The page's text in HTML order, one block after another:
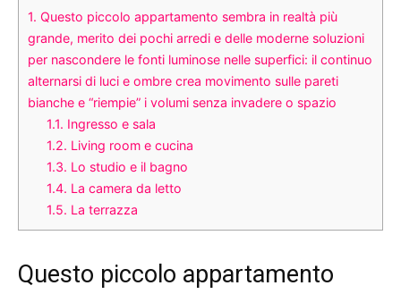
1. Questo piccolo appartamento sembra in realtà più
grande, merito dei pochi arredi e delle moderne soluzioni
per nascondere le fonti luminose nelle superfici: il continuo
alternarsi di luci e ombre crea movimento sulle pareti
bianche e “riempie” i volumi senza invadere o spazio
1.1. Ingresso e sala
1.2. Living room e cucina
1.3. Lo studio e il bagno
1.4. La camera da letto
1.5. La terrazza
Questo piccolo appartamento